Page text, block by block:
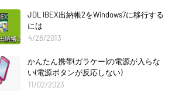
JDL IBEX出納帳2をWindows7に移行する
には
4/28/2013
かんたん携帯(ガラケー)の電源が入らな
い(電源ボタンが反応しない)
11/02/2023